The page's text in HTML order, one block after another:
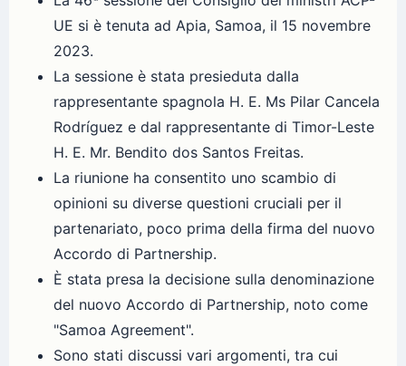
UE si è tenuta ad Apia, Samoa, il 15 novembre
2023.
La sessione è stata presieduta dalla
rappresentante spagnola H. E. Ms Pilar Cancela
Rodríguez e dal rappresentante di Timor-Leste
H. E. Mr. Bendito dos Santos Freitas.
La riunione ha consentito uno scambio di
opinioni su diverse questioni cruciali per il
partenariato, poco prima della firma del nuovo
Accordo di Partnership.
È stata presa la decisione sulla denominazione
del nuovo Accordo di Partnership, noto come
"Samoa Agreement".
Sono stati discussi vari argomenti, tra cui